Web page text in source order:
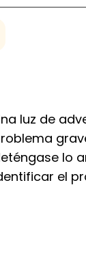
luz de
lo
el